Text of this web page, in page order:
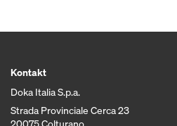
Kontakt
Doka Italia S.p.a.
Strada Provinciale Cerca 23